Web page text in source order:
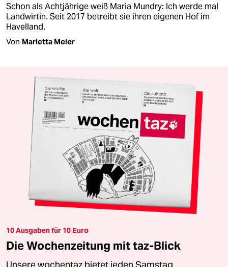
Schon als Achtjährige weiß Maria Mundry: Ich werde mal
Landwirtin. Seit 2017 betreibt sie ihren eigenen Hof im
Havelland.
Von Marietta Meier
10 Ausgaben für 10 Euro
Die Wochenzeitung mit taz-Blick